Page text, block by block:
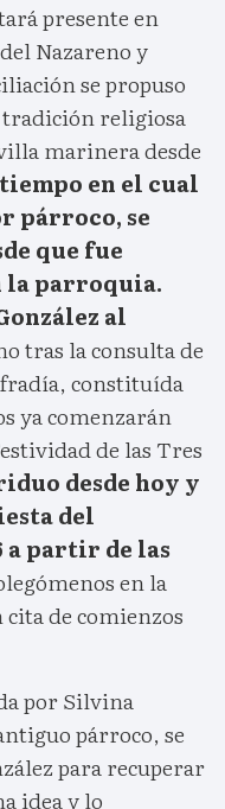
presente en
Nazareno y
se propuso
tradición religiosa
marinera desde
en el cual
párroco, se
que fue
la parroquia.
al
tras la consulta de
constituída
ya comenzarán
de las Tres
desde hoy y
del
a partir de las
en la
cita de comienzos
por Silvina
párroco, se
para recuperar
idea y lo